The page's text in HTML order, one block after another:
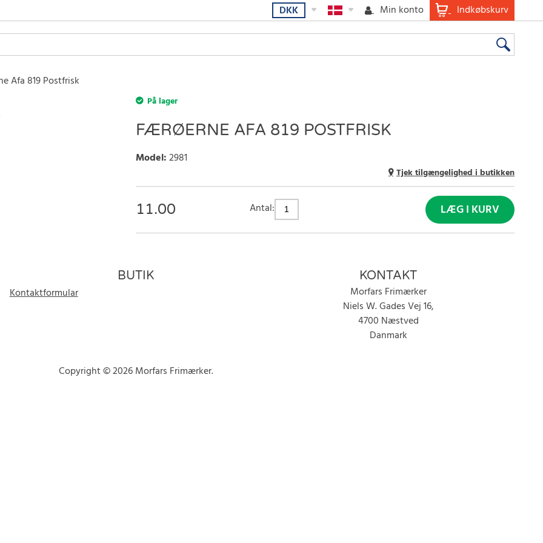
Indkøbskurv
Min konto
DKK
Afa 819 Postfrisk
På lager
FÆRØERNE AFA 819 POSTFRISK
Model:2981
Tjek tilgængelighed i butikken
11.00 Antal: LÆG I KURV
BUTIK
Kontaktformular
KONTAKT
Morfars Frimærker
Niels W. Gades Vej 16,
4700 Næstved
Danmark
Copyright © 2026 Morfars Frimærker.